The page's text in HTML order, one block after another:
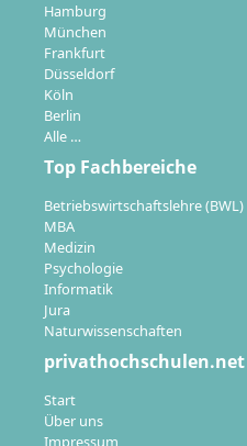
Welche beruflichen
der Studiengang?
Absolventinnen und
übernimmt nach
Design- und
Berufsfelder sind
Grafikdesign in Studios
Branding- und
Produkte
Informationsdesign
Hamburg
München
Frankfurt
Düsseldorf
Köln
Berlin
Alle …
Top Fachbereiche
Betriebswirtschaftslehre (BWL)
MBA
Medizin
Psychologie
Informatik
Jura
Naturwissenschaften
privathochschulen.net
Start
Über uns
Impressum